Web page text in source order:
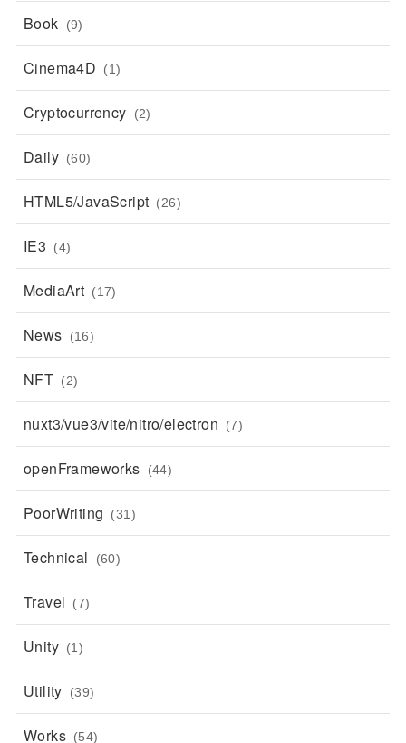
Book (9)
Cinema4D (1)
Cryptocurrency (2)
Daily (60)
HTML5/JavaScript (26)
IE3 (4)
MediaArt (17)
News (16)
NFT (2)
nuxt3/vue3/vite/nitro/electron (7)
openFrameworks (44)
PoorWriting (31)
Technical (60)
Travel (7)
Unity (1)
Utility (39)
Works (54)